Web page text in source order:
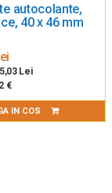
autocolante,
40 x 46 mm
5,03 Lei
€
IN COS